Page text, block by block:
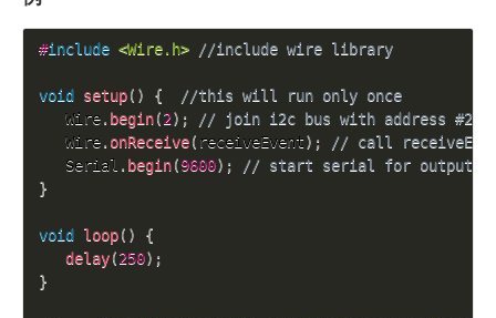
#include <Wire.h> //include wire library
void setup( ) {
//this will run only once
   Wire
. begin(2) ;
// join i2c bus with address #2
   Wire
. onReceive( receiveEvent) ;
// call
   Serial
. begin(9600) ;
// start serial for output
}
void loop( )
{
delay(250) ;
}